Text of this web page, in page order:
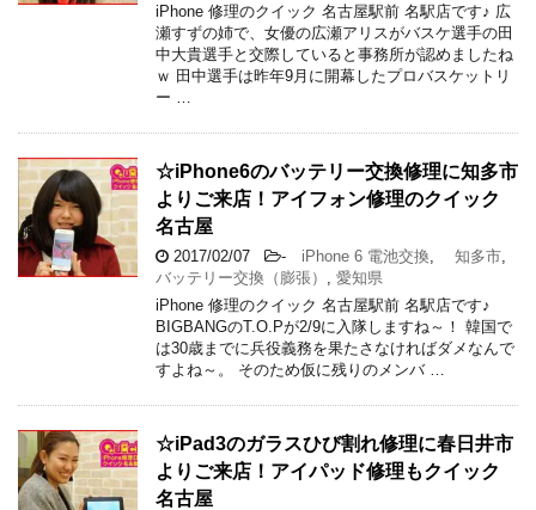
iPhone 修理のクイック 名古屋駅前 名駅店です♪ 広
瀬すずの姉で、女優の広瀬アリスがバスケ選手の田
中大貴選手と交際していると事務所が認めましたね
ｗ 田中選手は昨年9月に開幕したプロバスケットリ
ー …
☆iPhone6のバッテリー交換修理に知多市
よりご来店！アイフォン修理のクイック
名古屋
2017/02/07 - iPhone 6 電池交換 知多市
バッテリー交換（膨張）
愛知県
iPhone 修理のクイック 名古屋駅前 名駅店です♪
BIGBANGのT.O.Pが2/9に入隊しますね～！ 韓国で
は30歳までに兵役義務を果たさなければダメなんで
すよね～。 そのため仮に残りのメンバ …
☆iPad3のガラスひび割れ修理に春日井市
よりご来店！アイパッド修理もクイック
名古屋